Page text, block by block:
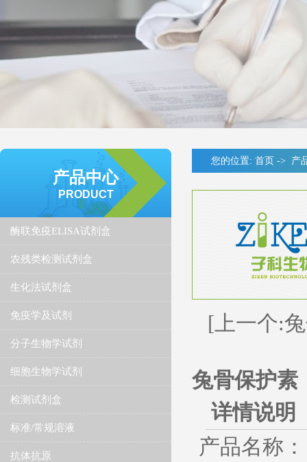
产品中心
PRODUCT
酶联免疫ELISA试剂盒
农残类检测试剂盒
生化法试剂盒
免疫学及试剂
分子生物学试剂
细胞生物学试剂
检测试剂盒
标准/常规溶液
抗体抗原
您的位置: 首页 -> 产
[上一个:
兔骨保护素
详情说明
产品名称：